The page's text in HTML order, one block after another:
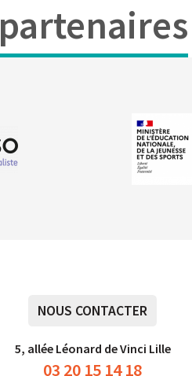
partenaires
NOUS CONTACTER
5, allée Léonard de Vinci Lille
03 20 15 14 18